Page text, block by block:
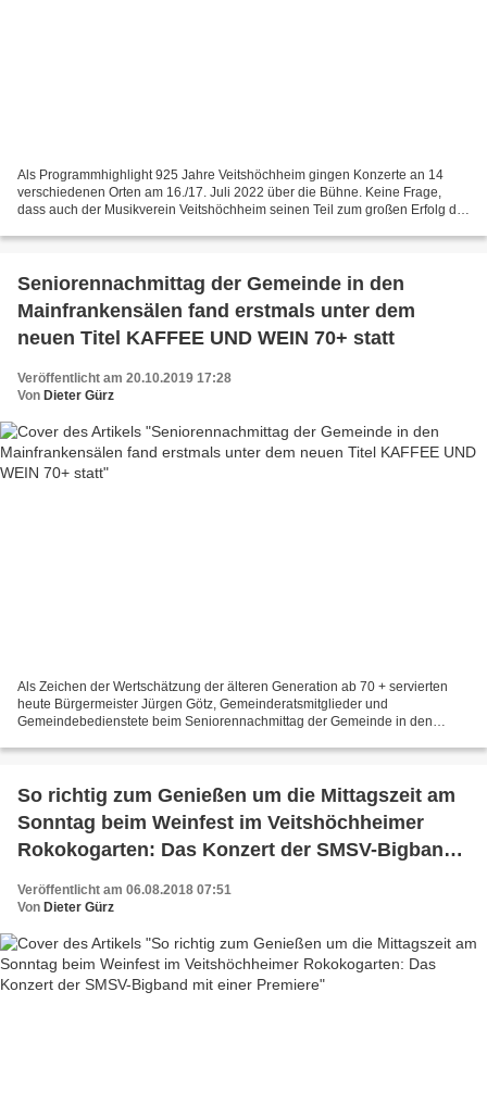
Als Programmhighlight 925 Jahre Veitshöchheim gingen Konzerte an 14
verschiedenen Orten am 16./17. Juli 2022 über die Bühne. Keine Frage,
dass auch der Musikverein Veitshöchheim seinen Teil zum großen Erfolg der
Seniorennachmittag der Gemeinde in den
Mainfrankensälen fand erstmals unter dem
neuen Titel KAFFEE UND WEIN 70+ statt
Veröffentlicht am 20.10.2019 17:28
Von Dieter Gürz
Als Zeichen der Wertschätzung der älteren Generation ab 70 + servierten
heute Bürgermeister Jürgen Götz, Gemeinderatsmitglieder und
Gemeindebedienstete beim Seniorennachmittag der Gemeinde in den
So richtig zum Genießen um die Mittagszeit am
Sonntag beim Weinfest im Veitshöchheimer
Rokokogarten: Das Konzert der SMSV-Bigband
Veröffentlicht am 06.08.2018 07:51
Von Dieter Gürz